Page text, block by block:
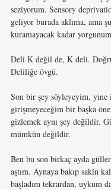
seziyorum. Sensory
geliyor burada aklıma, ama
kuramayacak kadar
Deli K değil de, K deli.
Deliliğe övgü.
Son bir şey söyleyeyim, yine
girişmeyeceğim bir başka
gizlemek aynı şey değildir.
mümkün değildir.
Ben bu son birkaç ayda
aştım. Aynaya bakıp sakin
başladım tekrardan, uykum